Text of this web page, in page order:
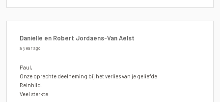
Danielle en Robert Jordaens-Van Aelst
a year ago
Paul,
Onze oprechte deelneming bij het verlies van je geliefde
Reinhild.
Veel sterkte